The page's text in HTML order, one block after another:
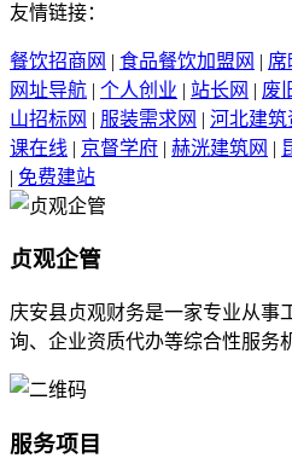
友情链接：
餐饮招商网 | 食品餐饮加盟网 | 席
网址导航 | 个人创业 | 站长网 | 废
山招标网 | 服装需求网 | 河北建筑
课在线 | 京督学府 | 赫洸建筑网 |
| 免费建站
贞观企管
庆安县贞观财务是一家专业从事
询、企业资质代办等综合性服务
服务项目